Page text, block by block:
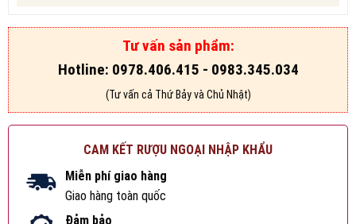
Tư vấn sản phẩm:
Hotline: 0978.406.415 - 0983.345.034
(Tư vấn cả Thứ Bảy và Chủ Nhật)
CAM KẾT RƯỢU NGOẠI NHẬP KHẨU
Miễn phí giao hàng
Giao hàng toàn quốc
Đảm bảo